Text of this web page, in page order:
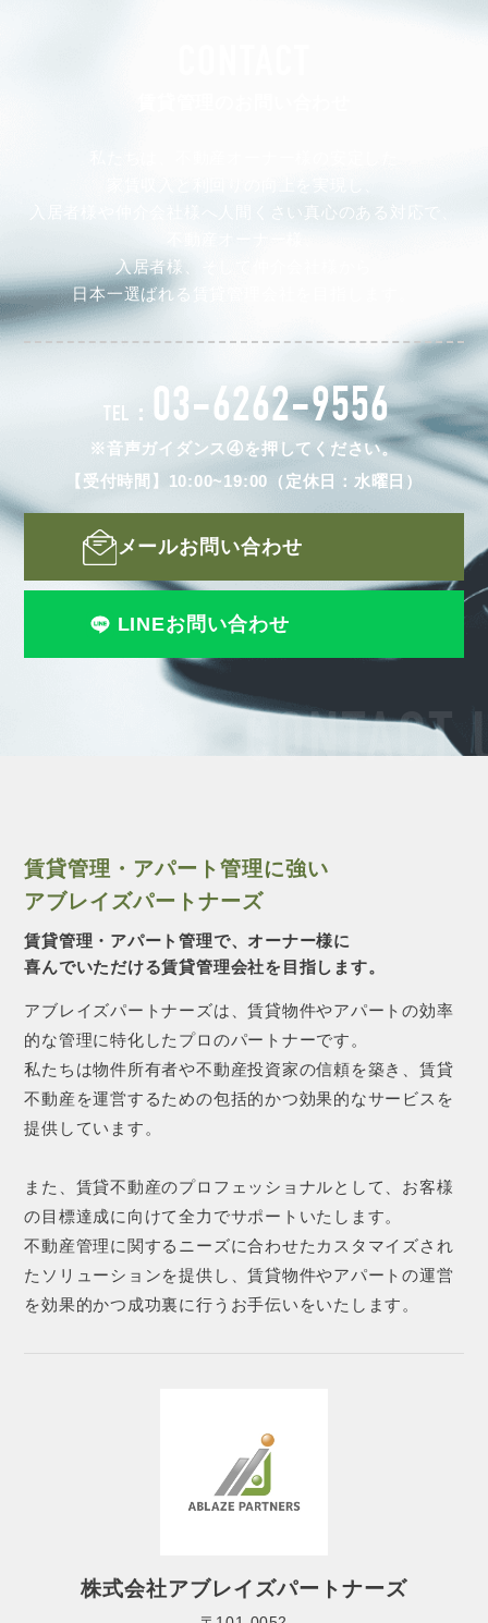
CONTACT
入居者様や仲介会社様へ人間くさい真心のある対応で、
入居者様、そして仲介会社様から
日本一選ばれる賃貸管理会社を目指します。
TEL： 03-6262-9556
※音声ガイダンス④を押してください。
【受付時間】10:00~19:00（定休日：水曜日）
メールお問い合わせ
LINEお問い合わせ
賃貸管理・アパート管理に強い
アブレイズパートナーズ
賃貸管理・アパート管理で、オーナー様に
喜んでいただける賃貸管理会社を目指します。
アブレイズパートナーズは、賃貸物件やアパートの効率
的な管理に特化したプロのパートナーです。
私たちは物件所有者や不動産投資家の信頼を築き、賃貸
不動産を運営するための包括的かつ効果的なサービスを
提供しています。
また、賃貸不動産のプロフェッショナルとして、お客様
の目標達成に向けて全力でサポートいたします。
不動産管理に関するニーズに合わせたカスタマイズされ
たソリューションを提供し、賃貸物件やアパートの運営
を効果的かつ成功裏に行うお手伝いをいたします。
株式会社アブレイズパートナーズ